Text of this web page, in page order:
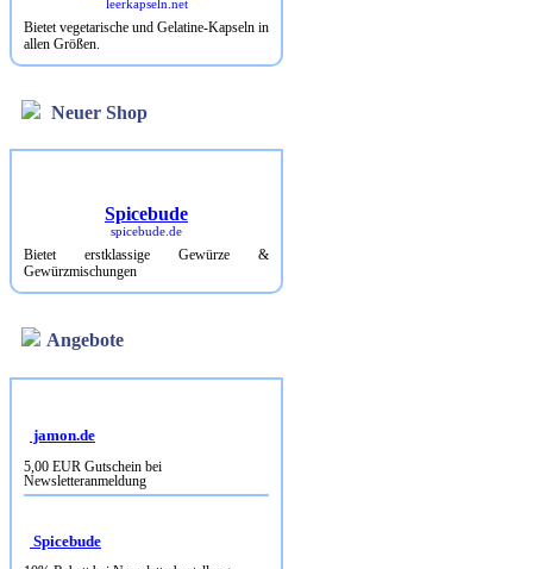
Bietet vegetarische und Gelatine-Kapseln in
allen Größen.
Bietet erstklassige Gewürze &
Gewürzmischungen
5,00 EUR Gutschein bei
Newsletteranmeldung
Spicebude